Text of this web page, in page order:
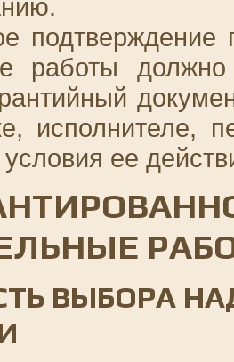
подтверждение
работы
исполнителе,
условия ее
ВЫБОРА